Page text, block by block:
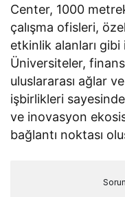
Center, 1000
çalışma ofisleri,
etkinlik alanları
Üniversiteler,
uluslararası ağlar
işbirlikleri
ve inovasyon
bağlantı noktası